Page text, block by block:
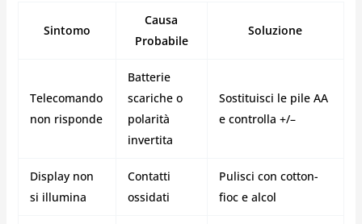
Sintomo
Causa
Probabile
Soluzione
Telecomando
non risponde
Batterie
scariche o
polarità
invertita
Sostituisci le pile AA
e controlla +/–
Display non
si illumina
Contatti
ossidati
Pulisci con cotton-
fioc e alcol